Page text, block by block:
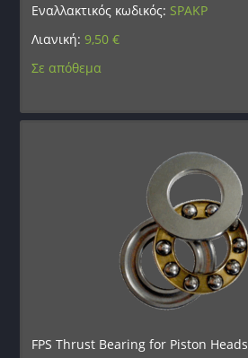
Εναλλακτικός κωδικός: SPAKP
Λιανική:9,50€
Σε απόθεμα
FPS Thrust Bearing for Piston Heads